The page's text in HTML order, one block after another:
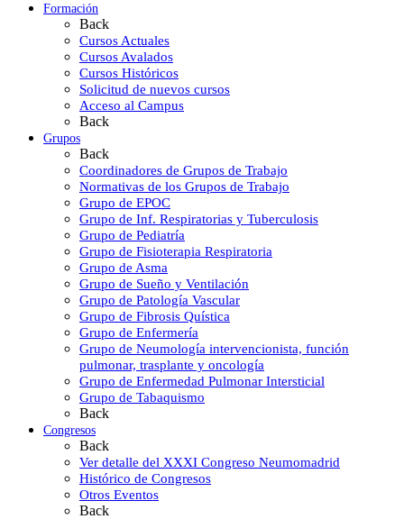
Formación
Back
Cursos Actuales
Cursos Avalados
Cursos Históricos
Solicitud de nuevos cursos
Acceso al Campus
Back
Grupos
Back
Coordinadores de Grupos de Trabajo
Normativas de los Grupos de Trabajo
Grupo de EPOC
Grupo de Inf. Respiratorias y Tuberculosis
Grupo de Pediatría
Grupo de Fisioterapia Respiratoria
Grupo de Asma
Grupo de Sueño y Ventilación
Grupo de Patología Vascular
Grupo de Fibrosis Quística
Grupo de Enfermería
Grupo de Neumología intervencionista, función
pulmonar, trasplante y oncología
Grupo de Enfermedad Pulmonar Intersticial
Grupo de Tabaquismo
Back
Congresos
Back
Ver detalle del XXXI Congreso Neumomadrid
Histórico de Congresos
Otros Eventos
Back